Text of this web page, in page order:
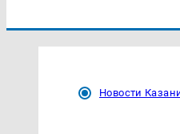
Новости